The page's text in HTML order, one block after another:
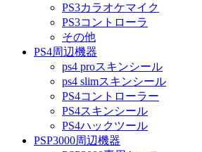
PS3カラオケマイク
PS3コントローラ
その他
PS4周辺機器
ps4 proスキンシール
ps4 slimスキンシール
PS4コントローラー
PS4スキンシール
PS4ハックツール
PSP3000周辺機器